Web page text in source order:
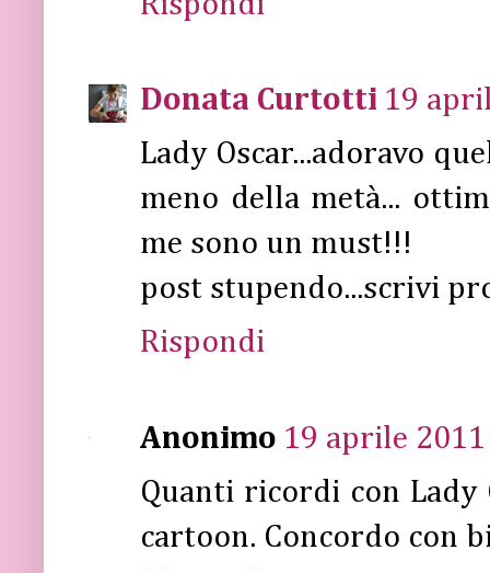
Donata Curtotti 19
Lady Oscar...adoravo
meno della metà...
me sono un must!!!
post stupendo...scrivi
Rispondi
Anonimo 19 aprile
Quanti ricordi con Lady
cartoon. Concordo con